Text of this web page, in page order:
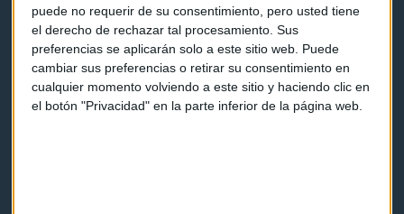
puede no requerir de su consentimiento, pero usted tiene
el derecho de rechazar tal procesamiento. Sus
preferencias se aplicarán solo a este sitio web. Puede
cambiar sus preferencias o retirar su consentimiento en
cualquier momento volviendo a este sitio y haciendo clic en
el botón "Privacidad" en la parte inferior de la página web.
Capital Radio
Noticias